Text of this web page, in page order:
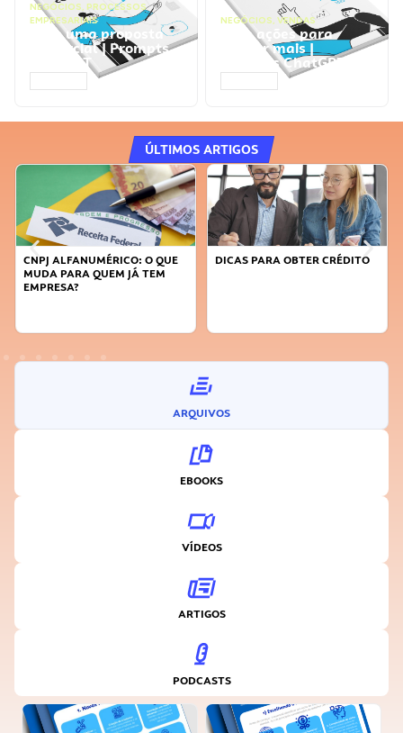
NEGÓCIOS, PROCESSOS
EMPRESARIAIS
Faça uma proposta
comercial | Prompts
ChatGPT
NEGÓCIOS, VENDAS
Faça ações para
vender mais |
Prompts ChatGPT
ÚLTIMOS ARTIGOS
CNPJ ALFANUMÉRICO: O QUE
MUDA PARA QUEM JÁ TEM
EMPRESA?
DICAS PARA OBTER CRÉDITO
ARQUIVOS
EBOOKS
VÍDEOS
ARTIGOS
PODCASTS